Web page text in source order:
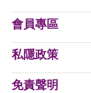
會員專區
私隱政策
免責聲明